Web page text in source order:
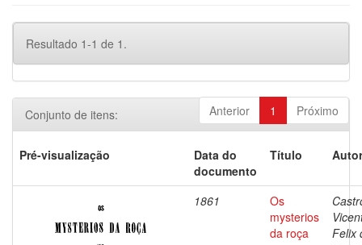
Resultado 1-1 de 1.
Anterior 1 Próximo
Conjunto de itens:
Pré-visualização
Data do
documento
Título
1861
Os
mysterios
da roça
Felix